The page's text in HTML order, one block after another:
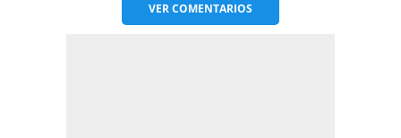
VERCOMENTARIOS